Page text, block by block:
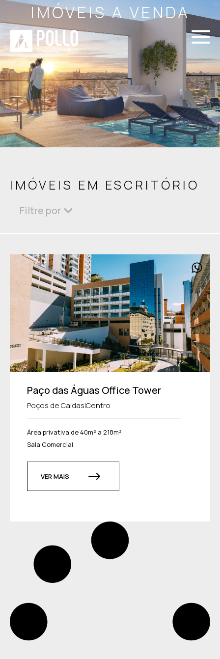
IMÓVEIS A VENDA
IMÓVEIS EM ESCRITÓRIO
Filtre por
Paço das Águas Office Tower
Poços de Caldas|Centro
Área privativa de 40m² a 218m²
Sala Comercial
VER MAIS